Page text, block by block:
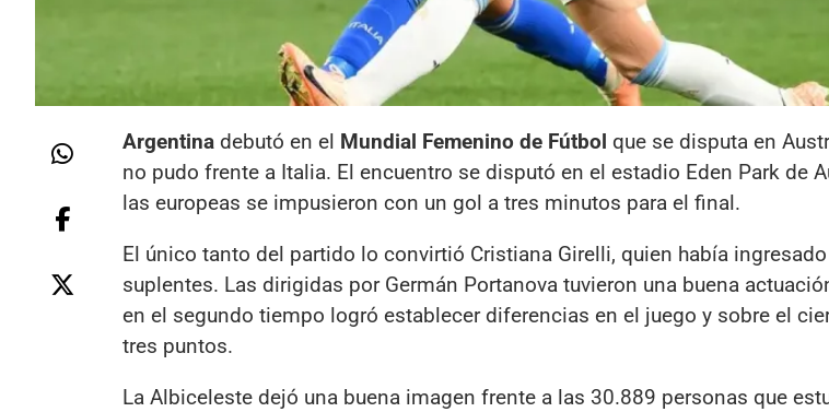
Argentina debutó en el Mundial Femenino de Fútbol que se disputa en
no pudo frente a Italia. El encuentro se disputó en el estadio Eden Park de
las europeas se impusieron con un gol a tres minutos para el final.
El único tanto del partido lo convirtió Cristiana Girelli, quien había
suplentes. Las dirigidas por Germán Portanova tuvieron una buena
en el segundo tiempo logró establecer diferencias en el juego y sobre el
tres puntos.
La Albiceleste dejó una buena imagen frente a las 30.889 personas que